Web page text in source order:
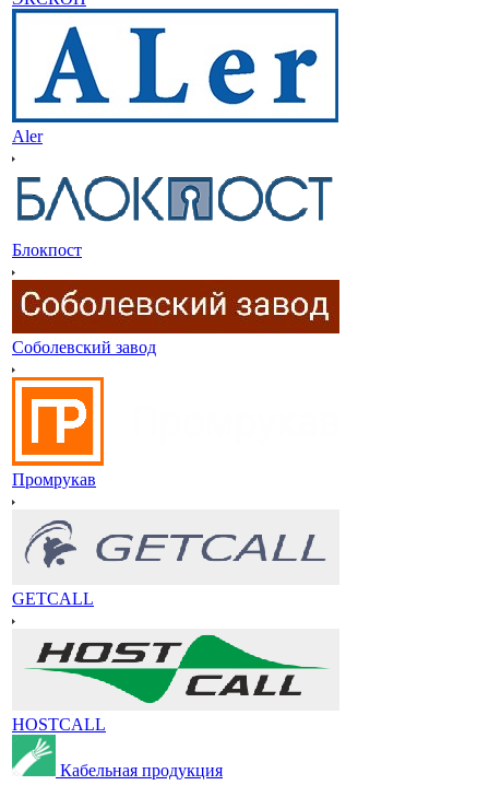
Aler
Блокпост
Соболевский завод
Промрукав
GETCALL
HOSTCALL
Кабельная продукция